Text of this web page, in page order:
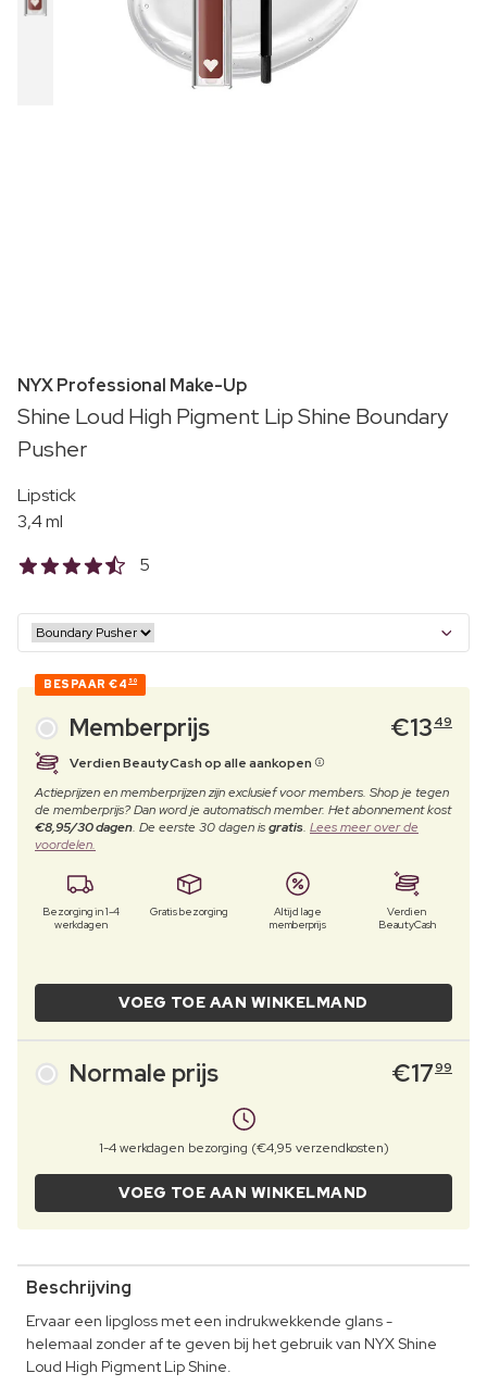
NYX Professional Make-Up
Shine Loud High Pigment Lip Shine Boundary
Pusher
Lipstick
3,4 ml
5
BESPAAR €4 50
Memberprijs €13 49
Verdien BeautyCash op alle aankopen
Actieprijzen en memberprijzen zijn exclusief voor members. Shop je tegen
de memberprijs? Dan word je automatisch member. Het abonnement kost
€8,95/30 dagen. De eerste 30 dagen isgratis. Lees meer over de
voordelen.
Bezorging in 1-4
werkdagen
Gratis bezorging
Altijd lage
memberprijs
Verdien
BeautyCash
VOEG TOE AAN WINKELMAND
Normale prijs €1799
1-4 werkdagen bezorging (€4,95 verzendkosten)
VOEG TOE AAN WINKELMAND
Beschrijving
Ervaar een lipgloss met een indrukwekkende glans -
helemaal zonder af te geven bij het gebruik van NYX Shine
Loud High Pigment Lip Shine.